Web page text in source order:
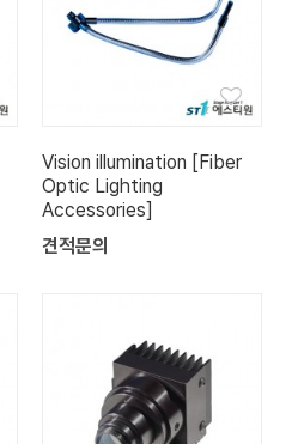
Vision illumination [Fiber
Optic Lighting
Accessories]
견적문의